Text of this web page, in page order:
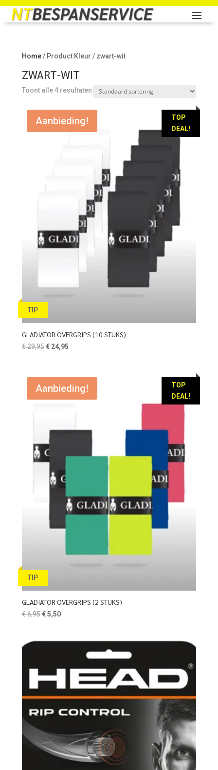
Home/ Product Kleur / zwart-wit
ZWART-WIT
Toont alle 4 resultaten
TOP
DEAL!
TIP
Aanbieding!
GLADIATOR OVERGRIPS (10 STUKS)
€29,95 Oorspronkelijke
€ 29,95.
€24,95Huidige
€ 24,95.
TOP
DEAL!
TIP
Aanbieding!
GLADIATOR OVERGRIPS (2 STUKS)
€6,95 Oorspronkelijke
€5,50Huidige